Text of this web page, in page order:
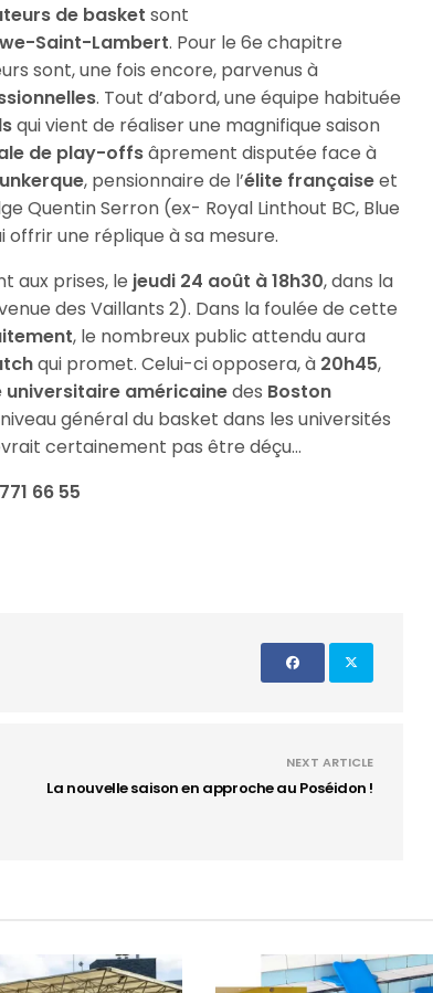
de basket sont
Saint-Lambert. Pour le 6e chapitre
sont, une fois encore, parvenus à
. Tout d’abord, une équipe habituée
qui vient de réaliser une magnifique saison
de play-offsâprement disputée face à
, pensionnaire de l’élite françaiseet
Quentin Serron (ex- Royal Linthout BC, Blue
offrir une réplique à sa mesure.
aux prises, le jeudi 24 août à 18h30, dans la
des Vaillants 2). Dans la foulée de cette
, le nombreux public attendu aura
qui promet. Celui-ci opposera, à 20h45,
universitaire américainedes Boston
général du basket dans les universités
certainement pas être déçu…
66 55
NEXT ARTICLE
La nouvelle saison en approche au Poséidon !